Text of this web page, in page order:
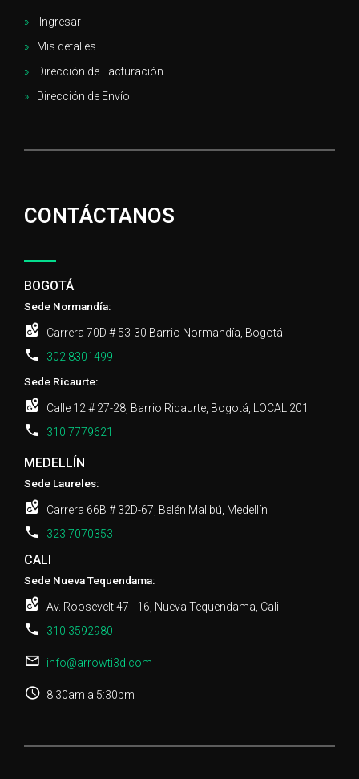
Ingresar
Mis detalles
Dirección de Facturación
Dirección de Envío
CONTÁCTANOS
BOGOTÁ
Sede Normandía:
Carrera 70D # 53-30 Barrio Normandía, Bogotá
302 8301499
Sede Ricaurte:
Calle 12 # 27-28, Barrio Ricaurte, Bogotá, LOCAL 201
310 7779621
MEDELLÍN
Sede Laureles:
Carrera 66B # 32D-67, Belén Malibú, Medellín
323 7070353
CALI
Sede Nueva Tequendama:
Av. Roosevelt 47 - 16, Nueva Tequendama, Cali
310 3592980
info@arrowti3d.com
8:30am a 5:30pm